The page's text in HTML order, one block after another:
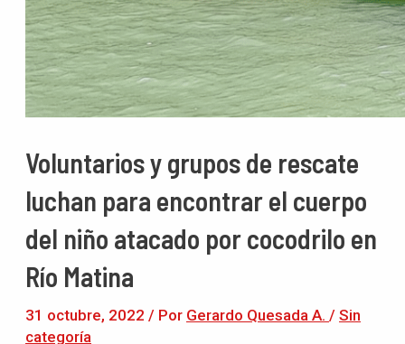
Voluntarios y grupos de rescate
luchan para encontrar el cuerpo
del niño atacado por cocodrilo en
Río Matina
31 octubre, 2022 / Por Gerardo Quesada A. / Sin
categoría